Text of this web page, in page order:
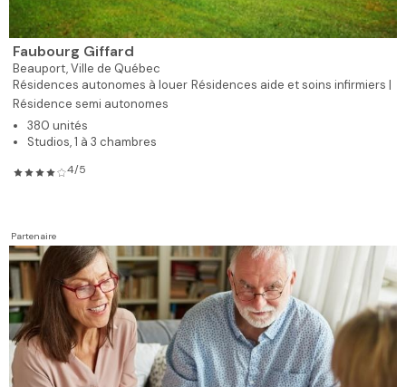
Faubourg Giffard
Beauport,Ville de Québec
Résidences autonomes à louer Résidences aide et soins infirmiers |
Résidence semi autonomes
380 unités
Studios, 1 à 3 chambres
4/5
Partenaire